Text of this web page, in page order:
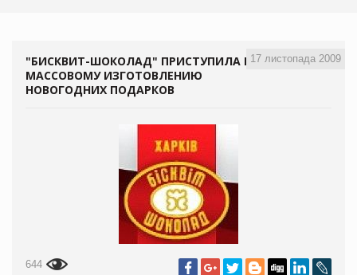
17 листопада 2009
"БИСКВИТ-ШОКОЛАД" ПРИСТУПИЛА К
МАССОВОМУ ИЗГОТОВЛЕНИЮ
НОВОГОДНИХ ПОДАРКОВ
644